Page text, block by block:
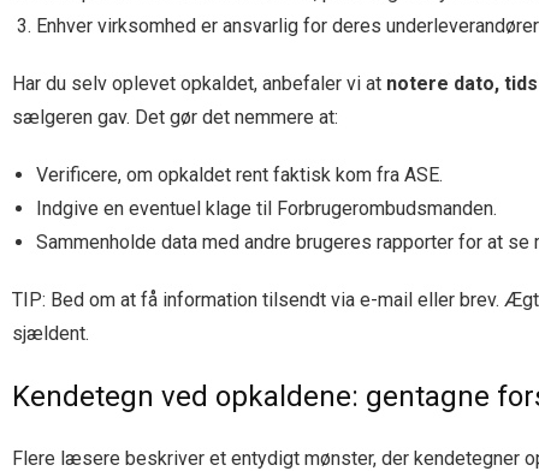
Enhver virksomhed er ansvarlig for deres
Har du selv oplevet opkaldet, anbefaler vi at notere dato,
sælgeren gav. Det gør det nemmere at:
Verificere, om opkaldet rent faktisk kom fra ASE.
Indgive en eventuel klage til Forbrugerombudsmanden.
Sammenholde data med andre brugeres rapporter for at se
TIP: Bed om at få information tilsendt via e-mail eller brev.
sjældent.
Kendetegn ved opkaldene: gentagne
Flere læsere beskriver et entydigt mønster, der kendetegner